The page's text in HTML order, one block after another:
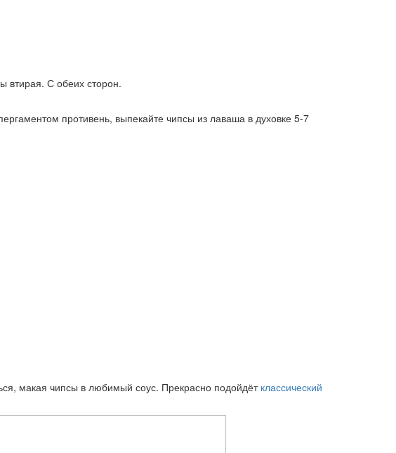
втирая. С обеих сторон.
противень, выпекайте чипсы из лаваша в духовке 5-7
макая чипсы в любимый соус. Прекрасно подойдёт классический